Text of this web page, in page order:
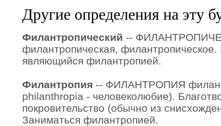
Другие определения на эту
Филантропический --
филантропическая,
являющийся филантропией.
Филантропия -- ФИЛАНТРОПИЯ
philanthropia - человеколюбие).
покровительство (обычно из
Заниматься филантропией.